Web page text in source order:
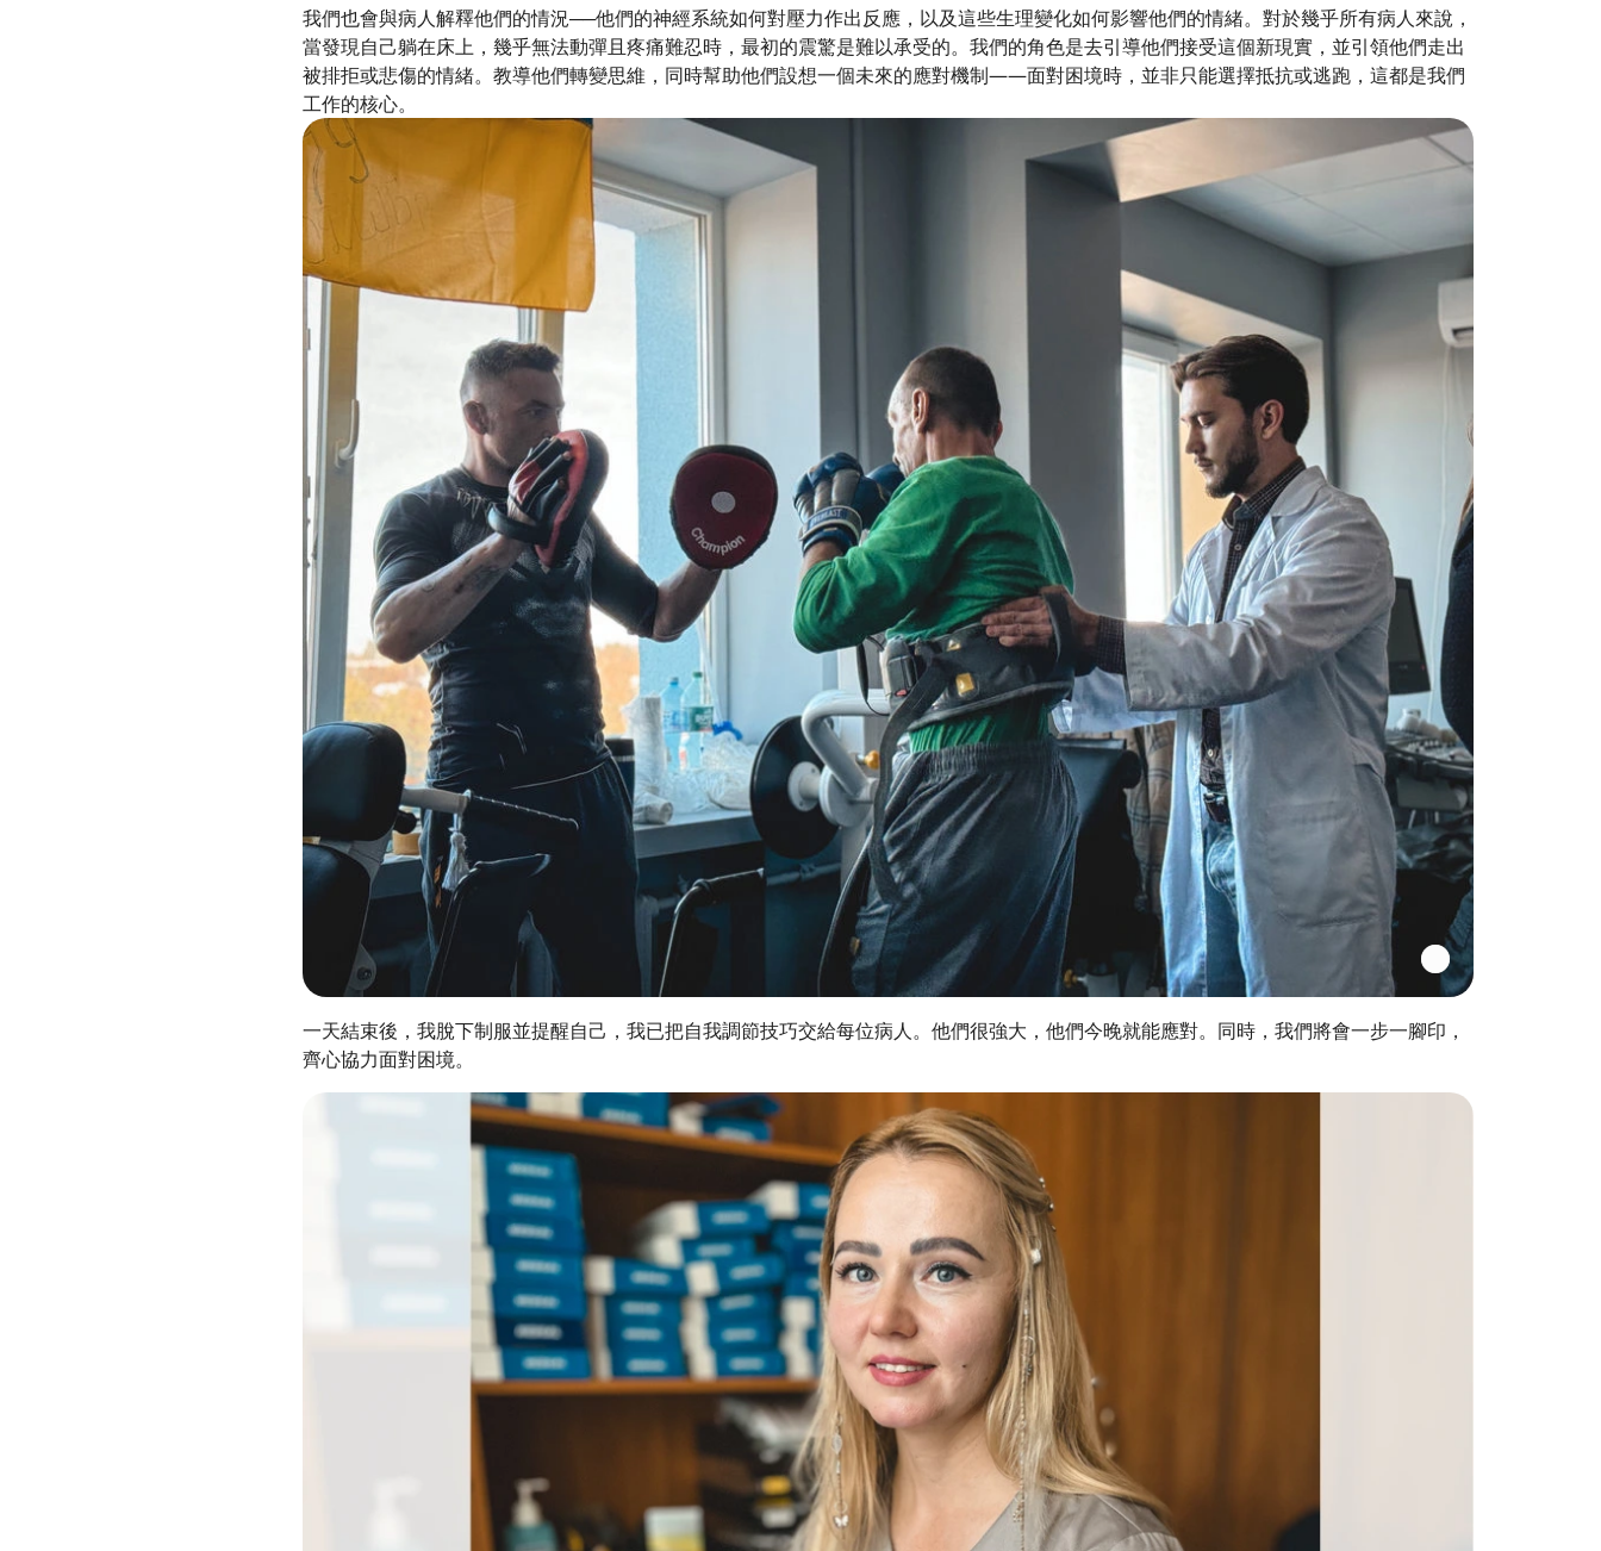
我們也會與病人解釋他們的情況──他們的神經系統如何對壓力作出反應，以及這些生理變化如何影響他們的情緒。對於幾乎所有病人來說，
當發現自己躺在床上，幾乎無法動彈且疼痛難忍時，最初的震驚是難以承受的。我們的角色是去引導他們接受這個新現實，並引領他們走出
被排拒或悲傷的情緒。教導他們轉變思維，同時幫助他們設想一個未來的應對機制——面對困境時，並非只能選擇抵抗或逃跑，這都是我們
工作的核心。
一天結束後，我脫下制服並提醒自己，我已把自我調節技巧交給每位病人。他們很強大，他們今晚就能應對。同時，我們將會一步一腳印，
齊心協力面對困境。